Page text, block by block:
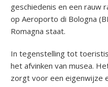
geschiedenis en een rauw
op Aeroporto di Bologna
Romagna staat.
In tegenstelling tot
het afvinken van musea.
zorgt voor een eigenwijze